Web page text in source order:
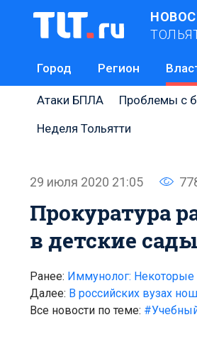
Город Регион
Атаки БПЛА Проблемы с
Неделя Тольятти
29 июля 2020 21:05
Прокуратура
в детские сады
Ранее: Иммунолог: Некоторые
Далее: В российских вузах
Все новости по теме: